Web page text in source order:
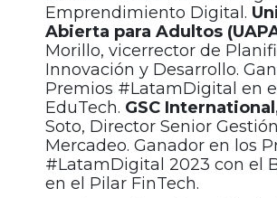
Emprendimiento Digital.
Abierta para Adultos
Morillo, vicerrector de
Innovación y Desarrollo.
Premios #LatamDigital en
EduTech. GSC
Soto, Director Senior
Mercadeo. Ganador en los
#LatamDigital 2023 con el
en el Pilar FinTech.